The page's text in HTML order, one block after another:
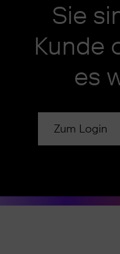
Sie
Kunde
es
Zum Login